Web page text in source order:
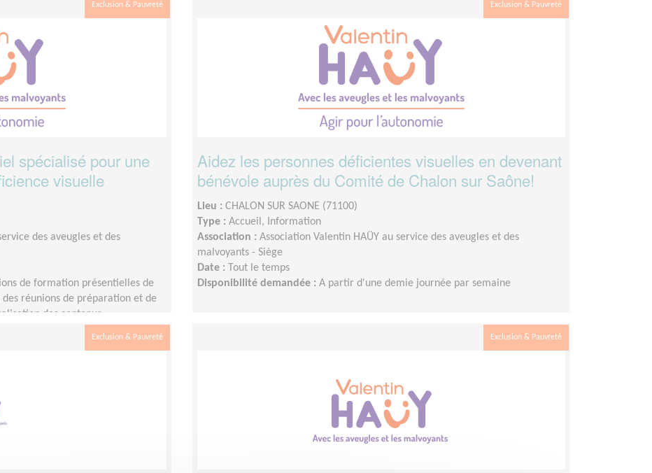
Exclusion & Pauvreté
spécialisé pour une
visuelle
des aveugles et des
de formation présentielles de
réunions de préparation et de
des contenus
Exclusion & Pauvreté
Aidez les personnes déficientes visuelles en devenant
bénévole auprès du Comité de Chalon sur Saône!
Lieu : CHALON SUR SAONE (71100)
Type : Accueil, Information
Association : Association Valentin HAÜY au service des aveugles et des
malvoyants - Siège
Date :
Tout le temps
Disponibilité demandée : A partir d'une demie journée par semaine
Exclusion & Pauvreté Exclusion & Pauvreté